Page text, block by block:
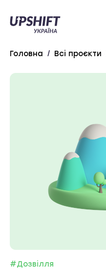
Upshift
–Головна / Всі проєкти
#Дозвілля